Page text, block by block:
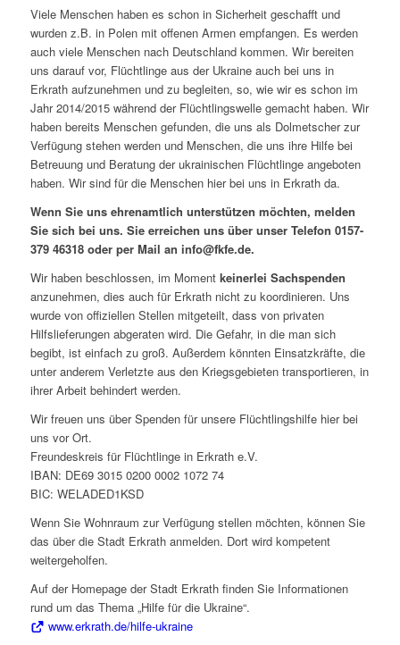
Viele Menschen haben es schon in Sicherheit geschafft und
wurden z.B. in Polen mit offenen Armen empfangen. Es werden
auch viele Menschen nach Deutschland kommen. Wir bereiten
uns darauf vor, Flüchtlinge aus der Ukraine auch bei uns in
Erkrath aufzunehmen und zu begleiten, so, wie wir es schon im
Jahr 2014/2015 während der Flüchtlingswelle gemacht haben. Wir
haben bereits Menschen gefunden, die uns als Dolmetscher zur
Verfügung stehen werden und Menschen, die uns ihre Hilfe bei
Betreuung und Beratung der ukrainischen Flüchtlinge angeboten
haben. Wir sind für die Menschen hier bei uns in Erkrath da.
Wenn Sie uns ehrenamtlich unterstützen möchten, melden
Sie sich bei uns. Sie erreichen uns über unser Telefon 0157-
379 46318 oder per Mail an info@fkfe.de.
Wir haben beschlossen, im Moment keinerlei Sachspenden
anzunehmen, dies auch für Erkrath nicht zu koordinieren. Uns
wurde von offiziellen Stellen mitgeteilt, dass von privaten
Hilfslieferungen abgeraten wird. Die Gefahr, in die man sich
begibt, ist einfach zu groß. Außerdem könnten Einsatzkräfte, die
unter anderem Verletzte aus den Kriegsgebieten transportieren, in
ihrer Arbeit behindert werden.
Wir freuen uns über Spenden für unsere Flüchtlingshilfe hier bei
uns vor Ort.
Freundeskreis für Flüchtlinge in Erkrath e.V.
IBAN: DE69 3015 0200 0002 1072 74
BIC: WELADED1KSD
Wenn Sie Wohnraum zur Verfügung stellen möchten, können Sie
das über die Stadt Erkrath anmelden. Dort wird kompetent
weitergeholfen.
Auf der Homepage der Stadt Erkrath finden Sie Informationen
rund um das Thema „Hilfe für die Ukraine“.
www.erkrath.de/hilfe-ukraine